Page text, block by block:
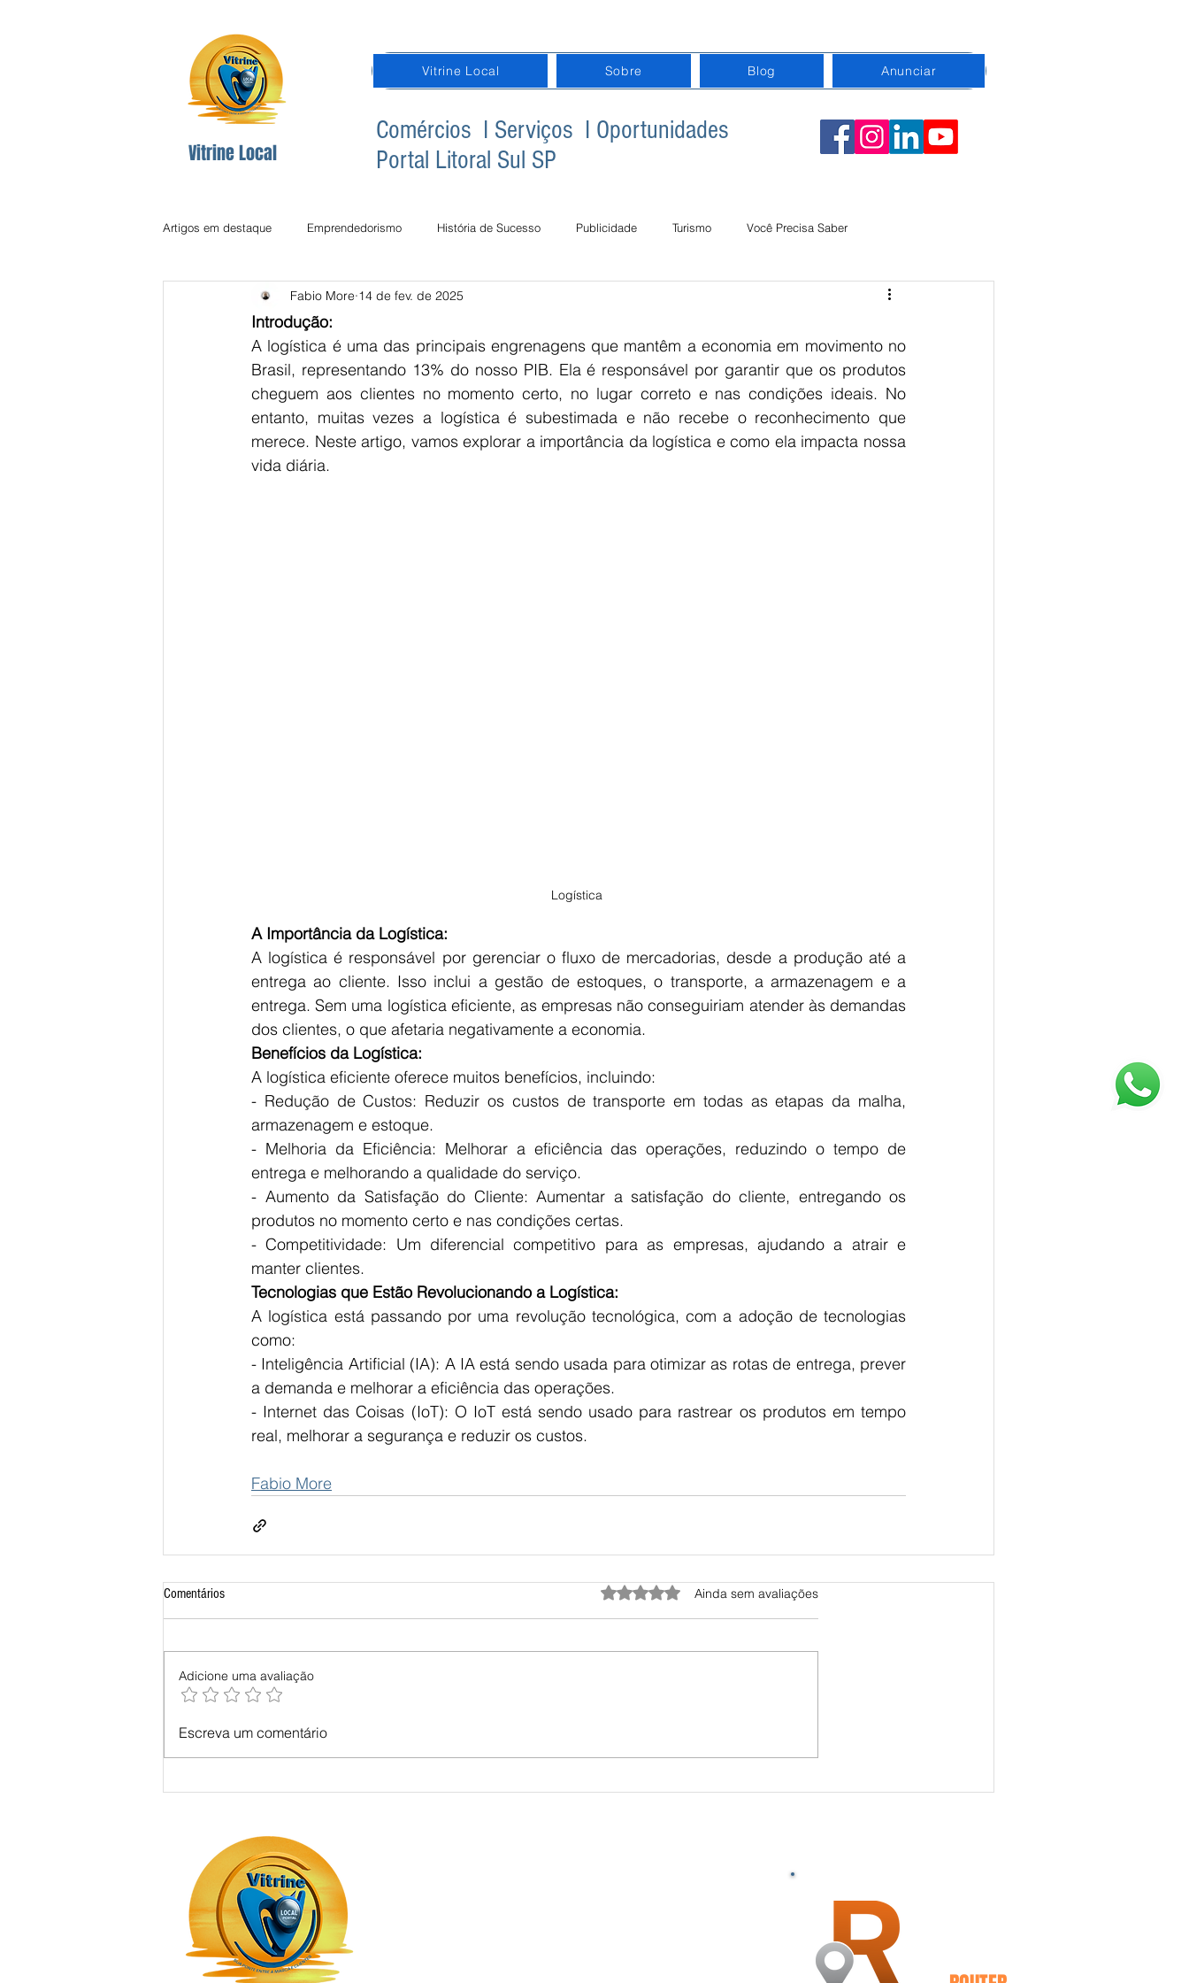
Vitrine Local
Vitrine Local Sobre Blog Anunciar
Comércios I Serviços I Oportunidades
Portal Litoral Sul SP
Artigos em destaque Emprendedorismo História de Sucesso Publicidade Turismo Você Precisa Saber
Dicas Redes Sociais Inclusão Digital na Terceira Idade Conexão
Comunicção Comunicação
Fabio More 14 de fev. de 2025
Introdução:
A logística é uma das principais engrenagens que mantêm a economia em movimento no
Brasil, representando 13% do nosso PIB. Ela é responsável por garantir que os produtos
cheguem aos clientes no momento certo, no lugar correto e nas condições ideais. No
entanto, muitas vezes a logística é subestimada e não recebe o reconhecimento que
merece. Neste artigo, vamos explorar a importância da logística e como ela impacta nossa
vida diária.
Logística
A Importância da Logística:
A logística é responsável por gerenciar o fluxo de mercadorias, desde a produção até a
entrega ao cliente. Isso inclui a gestão de estoques, o transporte, a armazenagem e a
entrega. Sem uma logística eficiente, as empresas não conseguiriam atender às demandas
dos clientes, o que afetaria negativamente a economia.
Benefícios da Logística:
A logística eficiente oferece muitos benefícios, incluindo:
- Redução de Custos: Reduzir os custos de transporte em todas as etapas da malha,
armazenagem e estoque.
- Melhoria da Eficiência: Melhorar a eficiência das operações, reduzindo o tempo de
entrega e melhorando a qualidade do serviço.
- Aumento da Satisfação do Cliente: Aumentar a satisfação do cliente, entregando os
produtos no momento certo e nas condições certas.
- Competitividade: Um diferencial competitivo para as empresas, ajudando a atrair e
manter clientes.
Tecnologias que Estão Revolucionando a Logística:
A logística está passando por uma revolução tecnológica, com a adoção de tecnologias
como:
- Inteligência Artificial (IA): A IA está sendo usada para otimizar as rotas de entrega, prever
a demanda e melhorar a eficiência das operações.
- Internet das Coisas (IoT): O IoT está sendo usado para rastrear os produtos em tempo
real, melhorar a segurança e reduzir os custos.
Fabio More
Comentários Avaliado com 0 de 5 estrelas.
Ainda sem avaliações
Adicione uma avaliação
Escreva um comentário